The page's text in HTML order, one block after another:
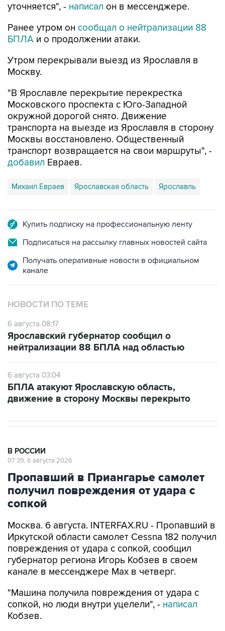
уточняется", - написал он в мессенджере.
Ранее утром он сообщал о нейтрализации 88
БПЛА и о продолжении атаки.
Утром перекрывали выезд из Ярославля в
Москву.
"В Ярославле перекрытие перекрестка
Московского проспекта с Юго-Западной
окружной дорогой снято. Движение
транспорта на выезде из Ярославля в сторону
Москвы восстановлено. Общественный
транспорт возвращается на свои маршруты", -
добавил Евраев.
Михаил Евраев Ярославская область Ярославль
Купить подписку на профессиональную ленту
Подписаться на рассылку главных новостей сайта
Получать оперативные новости в официальном
канале
НОВОСТИ ПО ТЕМЕ
6 августа 08:17
Ярославский губернатор сообщил о
нейтрализации 88 БПЛА над областью
6 августа 03:04
БПЛА атакуют Ярославскую область,
движение в сторону Москвы перекрыто
В РОССИИ
07:39, 6 августа 2026
Пропавший в Приангарье самолет
получил повреждения от удара с
сопкой
Москва. 6 августа. INTERFAX.RU - Пропавший в
Иркутской области самолет Cessna 182 получил
повреждения от удара с сопкой, сообщил
губернатор региона Игорь Кобзев в своем
канале в мессенджере Мах в четверг.
"Машина получила повреждения от удара с
сопкой, но люди внутри уцелели", - написал
Кобзев.